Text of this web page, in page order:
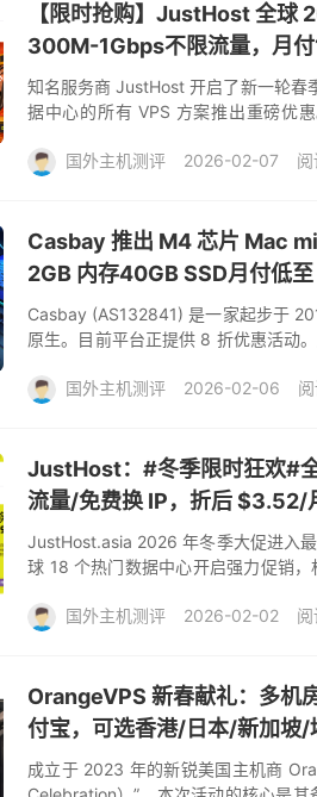
【限时抢购】JustHost 全球
300M-1Gbps不限流量，月付
知名服务商 JustHost 开启了新一轮春
据中心的所有 VPS 方案推出重磅优
国外主机测评
2026-02-07
Casbay 推出 M4 芯片 Mac
2GB 内存40GB SSD月付低
Casbay (AS132841) 是一家起步于
原生。目前平台正提供 8 折优惠活动
国外主机测评
2026-02-06
JustHost：#冬季限时狂欢#
流量/免费换 IP，折后 $3.52/
JustHost.asia 2026 年冬季大促进入
球 18 个热门数据中心开启强力促销
国外主机测评
2026-02-02
OrangeVPS 新春献礼：多机
付宝，可选香港/日本/新加坡/
成立于 2023 年的新锐美国主机商